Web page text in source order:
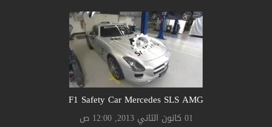
F1 Safety Car Mercedes SLS AMG
01 كانون الثاني 2013, 12:00 ص